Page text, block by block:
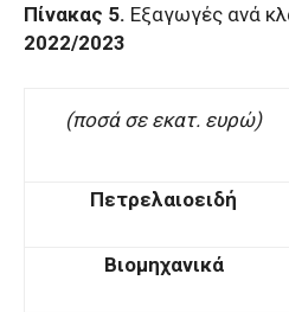
Πίνακας 5. Εξαγωγές ανά
2022/2023
(ποσά σε εκατ. ευρώ)
Πετρελαιοειδή
Βιομηχανικά